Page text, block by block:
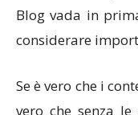
Blog vada in
considerare
Se è vero che i
vero che senza